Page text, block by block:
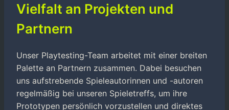
Vielfalt an Projekten und
Partnern
Unser Playtesting-Team arbeitet mit einer breiten
Palette an Partnern zusammen. Dabei besuchen
uns aufstrebende Spieleautorinnen und -autoren
regelmäßig bei unseren Spieletreffs, um ihre
Prototypen persönlich vorzustellen und direktes